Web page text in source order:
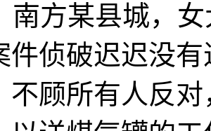
南方某县城，
件侦破迟迟没
不顾所有人反